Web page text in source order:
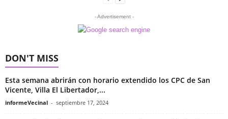
- Advertisement -
DON'T MISS
Esta semana abrirán con horario extendido los CPC de San
Vicente, Villa El Libertador,...
informeVecinal - septiembre 17, 2024